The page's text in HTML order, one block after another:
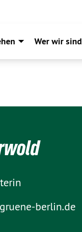
Wer wir sind
gruene-berlin.de